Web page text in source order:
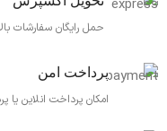
حمل رایگان سفارشات بالای 1 میلیون
پرداخت امن
امکان پرداخت انلاین